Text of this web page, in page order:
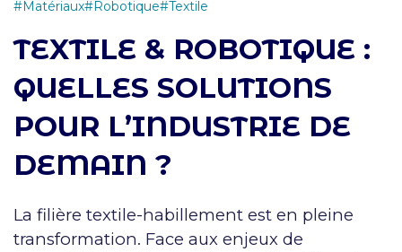
Matériaux
Robotique Textile
TEXTILE & ROBOTIQUE :
QUELLES SOLUTIONS
POUR L’INDUSTRIE DE
DEMAIN ?
La filière textile-habillement est en pleine
transformation. Face aux enjeux de